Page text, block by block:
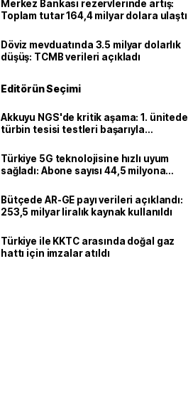
Merkez Bankası rezervlerinde artış:
Toplam tutar 164,4 milyar dolara ulaştı
Döviz mevduatında 3.5 milyar dolarlık
düşüş: TCMB verileri açıkladı
Editörün Seçimi
Akkuyu NGS'de kritik aşama: 1. ünitede
türbin tesisi testleri başarıyla
Türkiye 5G teknolojisine hızlı uyum
sağladı: Abone sayısı 44,5 milyona
Bütçede AR-GE payı verileri açıklandı:
253,5 milyar liralık kaynak kullanıldı
Türkiye ile KKTC arasında doğal gaz
hattı için imzalar atıldı